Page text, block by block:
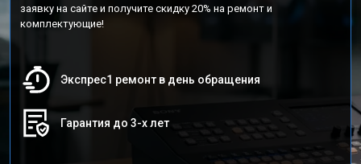
заявку на сайте и получите скидку 20% на ремонт и
комплектующие!
Экспрес1 ремонт в день обращения
Гарантия до 3-х лет